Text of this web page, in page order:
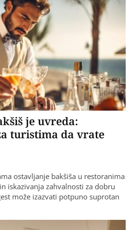
je uvreda:
turistima da vrate
ostavljanje bakšiša u restoranima
iskazivanja zahvalnosti za dobru
može izazvati potpuno suprotan